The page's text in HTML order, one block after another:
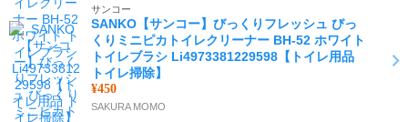
サンコー
SANKO【サンコー】びっくりフレッシュ びっ
くりミニピカトイレクリーナー BH-52 ホワイト
トイレブラシ Li4973381229598【トイレ用品
トイレ掃除】
¥450
SAKURA MOMO